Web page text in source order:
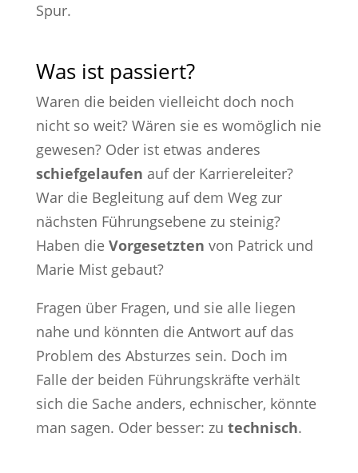
Spur.
Was ist passiert?
Waren die beiden vielleicht doch noch
nicht so weit? Wären sie es womöglich nie
gewesen? Oder ist etwas anderes
schiefgelaufen auf der Karriereleiter?
War die Begleitung auf dem Weg zur
nächsten Führungsebene zu steinig?
Haben die Vorgesetzten von Patrick und
Marie Mist gebaut?
Fragen über Fragen, und sie alle liegen
nahe und könnten die Antwort auf das
Problem des Absturzes sein. Doch im
Falle der beiden Führungskräfte verhält
sich die Sache anders, echnischer, könnte
man sagen. Oder besser: zu technisch.